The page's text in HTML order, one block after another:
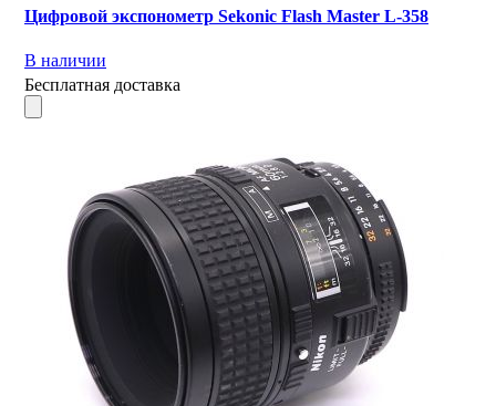
Цифровой экспонометр Sekonic Flash Master L-358
В наличии
Бесплатная доставка